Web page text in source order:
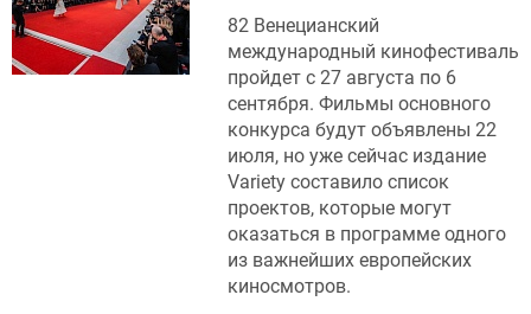
82 Венецианский
международный кинофестиваль
пройдет с 27 августа по 6
сентября. Фильмы основного
конкурса будут объявлены 22
июля, но уже сейчас издание
Variety составило список
проектов, которые могут
оказаться в программе одного
из важнейших европейских
киносмотров.